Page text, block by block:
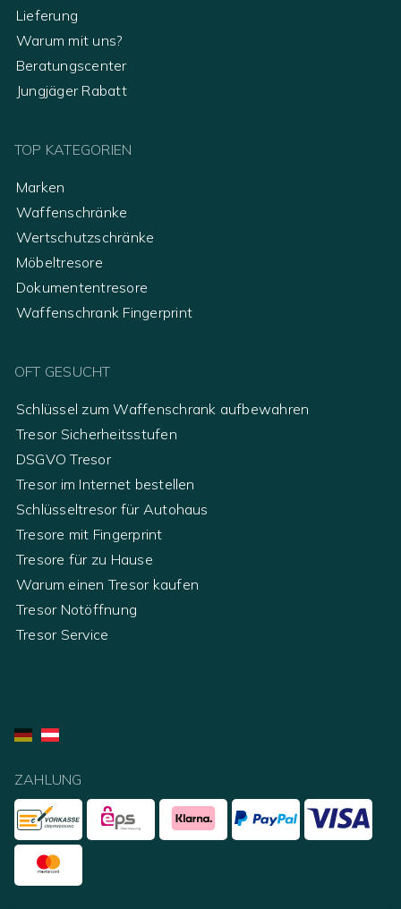
Lieferung
Warum mit uns?
Beratungscenter
Jungjäger Rabatt
TOP KATEGORIEN
Marken
Waffenschränke
Wertschutzschränke
Möbeltresore
Dokumententresore
Waffenschrank Fingerprint
OFT GESUCHT
Schlüssel zum Waffenschrank aufbewahren
Tresor Sicherheitsstufen
DSGVO Tresor
Tresor im Internet bestellen
Schlüsseltresor für Autohaus
Tresore mit Fingerprint
Tresore für zu Hause
Warum einen Tresor kaufen
Tresor Notöffnung
Tresor Service
ZAHLUNG